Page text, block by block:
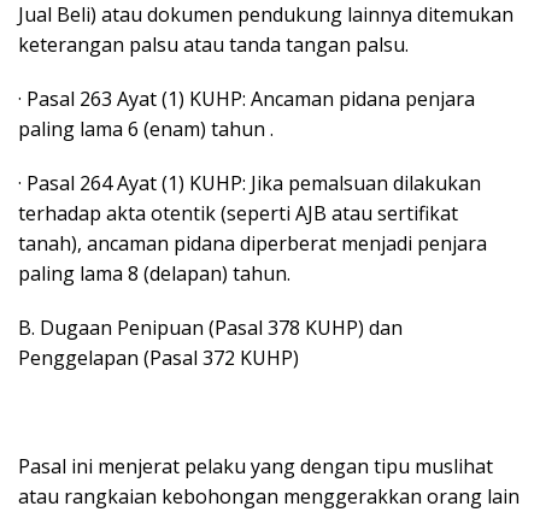
Jual Beli) atau dokumen pendukung lainnya ditemukan
keterangan palsu atau tanda tangan palsu.
· Pasal 263 Ayat (1) KUHP: Ancaman pidana penjara
paling lama 6 (enam) tahun .
· Pasal 264 Ayat (1) KUHP: Jika pemalsuan dilakukan
terhadap akta otentik (seperti AJB atau sertifikat
tanah), ancaman pidana diperberat menjadi penjara
paling lama 8 (delapan) tahun.
B. Dugaan Penipuan (Pasal 378 KUHP) dan
Penggelapan (Pasal 372 KUHP)
Pasal ini menjerat pelaku yang dengan tipu muslihat
atau rangkaian kebohongan menggerakkan orang lain